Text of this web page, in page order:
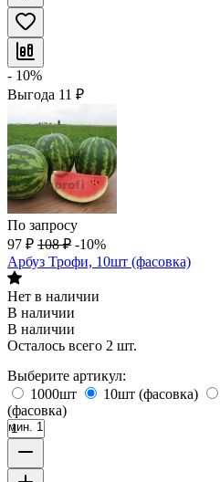
- 10%
Выгода 11 ₽
По запросу
97 ₽ 108 ₽ -10%
Арбуз Трофи, 10шт (фасовка)
Нет в наличии
В наличии
В наличии
Осталось всего 2 шт.
Выберите артикул:
1000шт
10шт (фасовка)
(фасовка)
мин. 1